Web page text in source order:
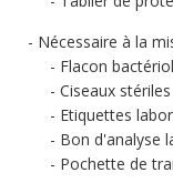
Nécessaire à la
Flacon
Ciseaux stériles
Etiquettes
Bon d'analyse
Pochette de